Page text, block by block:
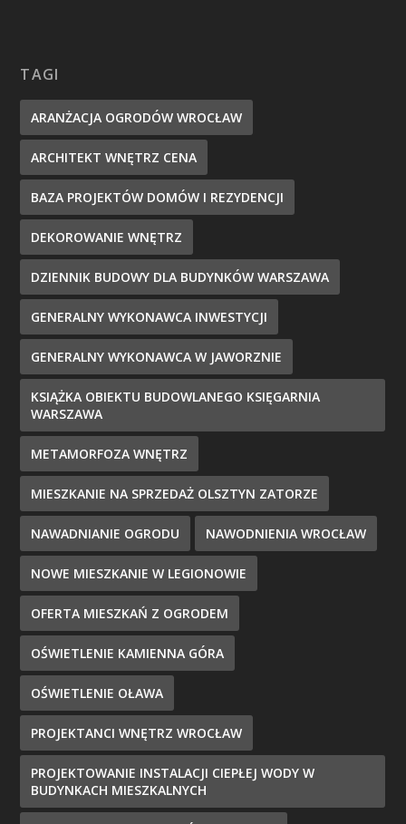
TAGI
ARANŻACJA OGRODÓW WROCŁAW
ARCHITEKT WNĘTRZ CENA
BAZA PROJEKTÓW DOMÓW I REZYDENCJI
DEKOROWANIE WNĘTRZ
DZIENNIK BUDOWY DLA BUDYNKÓW WARSZAWA
GENERALNY WYKONAWCA INWESTYCJI
GENERALNY WYKONAWCA W JAWORZNIE
KSIĄŻKA OBIEKTU BUDOWLANEGO KSIĘGARNIA
WARSZAWA
METAMORFOZA WNĘTRZ
MIESZKANIE NA SPRZEDAŻ OLSZTYN ZATORZE
NAWADNIANIE OGRODU NAWODNIENIA WROCŁAW
NOWE MIESZKANIE W LEGIONOWIE
OFERTA MIESZKAŃ Z OGRODEM
OŚWIETLENIE KAMIENNA GÓRA
OŚWIETLENIE OŁAWA
PROJEKTANCI WNĘTRZ WROCŁAW
PROJEKTOWANIE INSTALACJI CIEPŁEJ WODY W
BUDYNKACH MIESZKALNYCH